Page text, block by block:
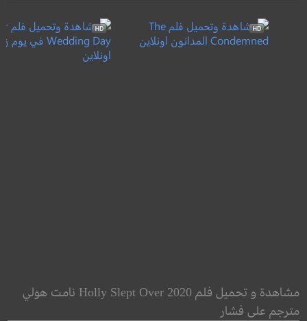
المدانون في يوم زفافك
مشاهدة و تحميل فلم Holly Slept Over 2020 نامت هولي
مترجم على فشار